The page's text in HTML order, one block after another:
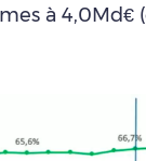
à 4,0Md€